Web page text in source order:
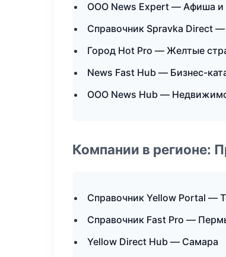
ООО News Expert — Афиша и
Справочник Spravka Direct
Город Hot Pro — Желтые
News Fast Hub — Бизнес-
ООО News Hub —
Компании в регионе:
Справочник Yellow Portal —
Справочник Fast Pro —
Yellow Direct Hub — Самара